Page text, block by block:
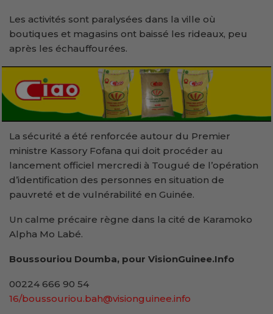
Les activités sont paralysées dans la ville où
boutiques et magasins ont baissé les rideaux, peu
après les échauffourées.
La sécurité a été renforcée autour du Premier
ministre Kassory Fofana qui doit procéder au
lancement officiel mercredi à Tougué de l’opération
d’identification des personnes en situation de
pauvreté et de vulnérabilité en Guinée.
Un calme précaire règne dans la cité de Karamoko
Alpha Mo Labé.
Boussouriou Doumba, pour VisionGuinee.Info
00224 666 90 54
16/boussouriou.bah@visionguinee.info